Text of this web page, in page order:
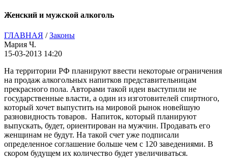
Женский и мужской алкоголь
ГЛАВНАЯ /Законы
Мария Ч.
15-03-2013 14:20
На территории РФ планируют ввести некоторые ограничения
на продаж алкогольных напитков представительницам
прекрасного пола. Авторами такой идеи выступили не
государственные власти, а один из изготовителей спиртного,
который хочет выпустить на мировой рынок новейшую
разновидность товаров. Напиток, который планируют
выпускать, будет, ориентирован на мужчин. Продавать его
женщинам не будут. На такой счет уже подписали
определенное соглашение больше чем с 120 заведениями. В
скором будущем их количество будет увеличиваться.